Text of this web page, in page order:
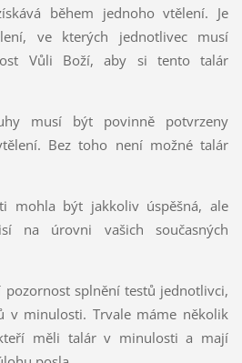
během jednoho vtělení. Je
ve kterých jednotlivec musí
Vůli Boží, aby si tento talár
musí být povinně potvrzeny
Bez toho není možné talár
mohla být jakkoliv úspěšná, ale
na úrovni vašich současných
pozornost splnění testů jednotlivci,
v minulosti. Trvale máme několik
měli talár v minulosti a mají